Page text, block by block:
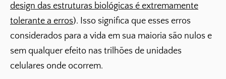
design das estruturas biológicas é extremamente
tolerante a erros). Isso significa que esses erros
considerados para a vida em sua maioria são nulos e
sem qualquer efeito nas trilhões de unidades
celulares onde ocorrem.